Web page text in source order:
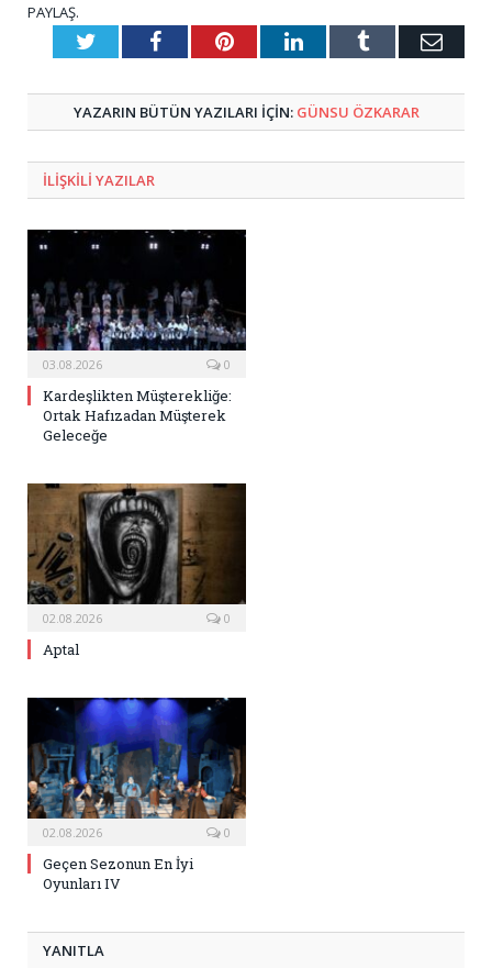
PAYLAŞ.
TwitterFacebookPinterestLinkedInTumblr E-
YAZARIN BÜTÜN YAZILARI IÇIN: GÜNSU ÖZKARAR
ILIŞKILI YAZILAR
03.08.2026 0
Kardeşlikten Müşterekliğe:
Ortak Hafızadan Müşterek
Geleceğe
02.08.2026 0
Aptal
02.08.2026 0
Geçen Sezonun En İyi
Oyunları IV
YANITLA